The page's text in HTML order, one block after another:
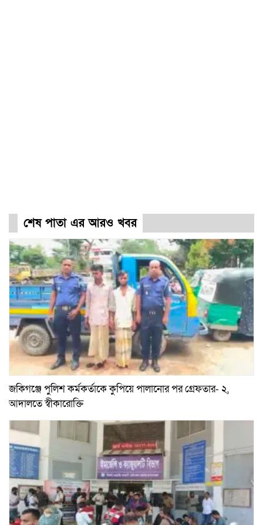
শেষ পাতা এর আরও খবর
জকিগঞ্জে পুলিশ কর্মকর্তাকে কুপিয়ে পালানোর পর গ্রেফতার- ২,
আদালতে স্বীকারোক্তি